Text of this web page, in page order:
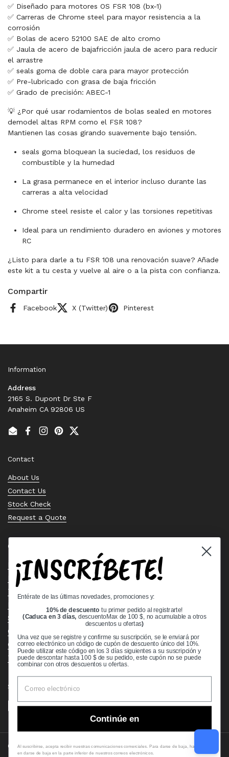
✅ Diseñado para motores OS FSR 108 (bx-1)
✅ Carreras de Chrome steel para mayor resistencia a la
corrosión
✅ Bolas de acero 52100 SAE de alto cromo
✅ Jaula de acero de bajafricción jaula de acero para reducir
el arrastre
✅ seals goma de doble cara para mayor protección
✅ Pre-lubricado con grasa de baja fricción
✅ Grado de precisión: ABEC-1
💡 ¿Por qué usar rodamientos de bolas sealed en motores
demodel altas RPM como el FSR 108?
Mantienen las cosas girando suavemente bajo tensión.
seals goma bloquean la suciedad, los residuos de
combustible y la humedad
La grasa permanece en el interior incluso durante las
carreras a alta velocidad
Chrome steel resiste el calor y las torsiones repetitivas
Ideal para un rendimiento duradero en aviones y motores
RC
¿Listo para darle a tu FSR 108 una renovación suave? Añade
este kit a tu cesta y vuelve al aire o a la pista con confianza.
Compartir
Facebook X (Twitter) Pinterest
Information
Address
2165 S. Dupont Dr Ste F
Anaheim CA 92806 US
EmailFacebook
Instagram
PinterestTwitter
Contact
About Us
Contact Us
Stock Check
Request a Quote
Quick links
Bearing Knowledge Center
Privacy Policy
Terms & Conditions
Shipping Policy
Open Cookie Banner
Comprehensive Guide to Ball Bearings
Track your Order
Supported payment methods
Copyright © 2026VXB Bearings.
¡INSCRÍBETE!
Entérate de las últimas novedades, promociones y:
10% de descuento tu primer pedido al registrarte!
(Caduca en 3 días,descuentoMax de 100 $, no acumulable a otros
descuentos u ofertas)
Una vez que se registre y confirme su suscripción, se le enviará por
correo electrónico un código de cupón de descuento único del 10%.
Puede utilizar este código en los 3 días siguientes a su suscripción y
puede descontar hasta 100 $ de su pedido, este cupón no se puede
combinar con otros descuentos u ofertas.
Continúe en
Al suscribirse, acepta recibir nuestras comunicaciones comerciales. Para darse de baja, haga clic
en darse de baja en la parte inferior de nuestros correos electrónicos.